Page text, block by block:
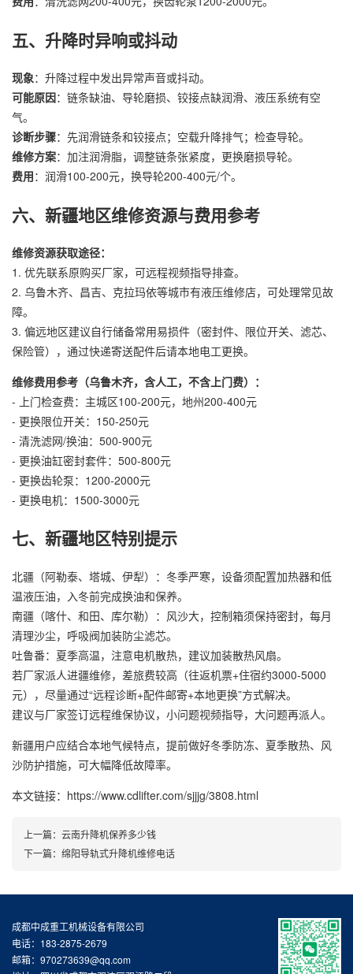
五、升降时异响或抖动
现象：升降过程中发出异常声音或抖动。
可能原因：链条缺油、导轮磨损、铰接点缺润滑、液压系统有空
气。
诊断步骤：先润滑链条和铰接点；空载升降排气；检查导轮。
维修方案：加注润滑脂，调整链条张紧度，更换磨损导轮。
费用：润滑100-200元，换导轮200-400元/个。
六、新疆地区维修资源与费用参考
维修资源获取途径：
1. 优先联系原购买厂家，可远程视频指导排查。
2. 乌鲁木齐、昌吉、克拉玛依等城市有液压维修店，可处理常见故
障。
3. 偏远地区建议自行储备常用易损件（密封件、限位开关、滤芯、
保险管），通过快递寄送配件后请本地电工更换。
维修费用参考（乌鲁木齐，含人工，不含上门费）：
- 上门检查费：主城区100-200元，地州200-400元
- 更换限位开关：150-250元
- 清洗滤网/换油：500-900元
- 更换油缸密封套件：500-800元
- 更换齿轮泵：1200-2000元
- 更换电机：1500-3000元
七、新疆地区特别提示
北疆（阿勒泰、塔城、伊犁）：冬季严寒，设备须配置加热器和低
温液压油，入冬前完成换油和保养。
南疆（喀什、和田、库尔勒）：风沙大，控制箱须保持密封，每月
清理沙尘，呼吸阀加装防尘滤芯。
吐鲁番：夏季高温，注意电机散热，建议加装散热风扇。
若厂家派人进疆维修，差旅费较高（往返机票+住宿约3000-5000
元），尽量通过“远程诊断+配件邮寄+本地更换”方式解决。
建议与厂家签订远程维保协议，小问题视频指导，大问题再派人。
新疆用户应结合本地气候特点，提前做好冬季防冻、夏季散热、风
沙防护措施，可大幅降低故障率。
本文链接：https://www.cdlifter.com/sjjjg/3808.html
上一篇： 云南升降机保养多少钱
下一篇： 绵阳导轨式升降机维修电话
成都中成重工机械设备有限公司
电话：183-2875-2679
邮箱：970273639@qq.com